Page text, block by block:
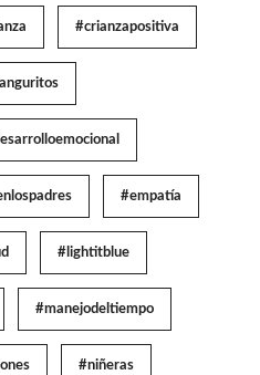
#crianzapositiva
#empatía
#lightitblue
#manejodeltiempo
#niñeras